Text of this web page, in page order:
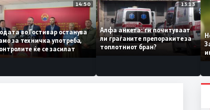
14:50
Водата во Гостивар останува
само за техничка употреба,
контролите ќе се засилат
13:13
Алфа анкета: ги почитуваат
ли граѓаните препораките за
топлотниот бран?